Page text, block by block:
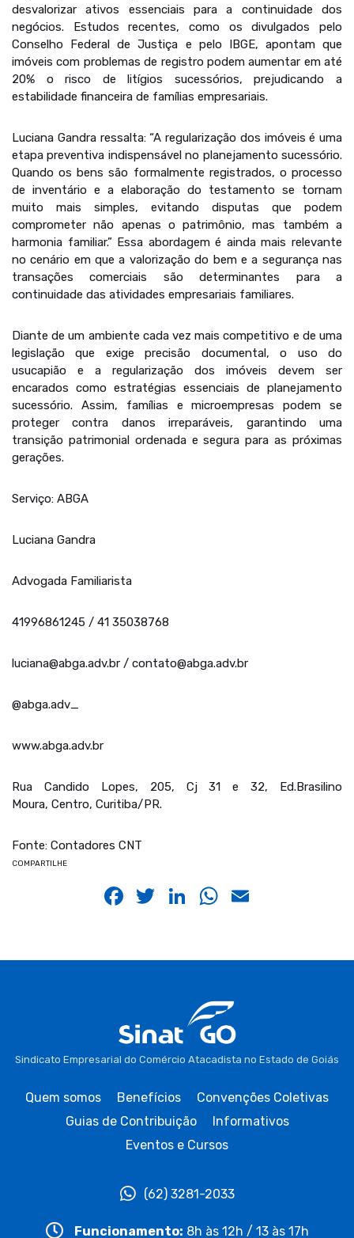
desvalorizar ativos essenciais para a continuidade dos
negócios. Estudos recentes, como os divulgados pelo
Conselho Federal de Justiça e pelo IBGE, apontam que
imóveis com problemas de registro podem aumentar em até
20% o risco de litígios sucessórios, prejudicando a
estabilidade financeira de famílias empresariais.
Luciana Gandra ressalta: “A regularização dos imóveis é uma
etapa preventiva indispensável no planejamento sucessório.
Quando os bens são formalmente registrados, o processo
de inventário e a elaboração do testamento se tornam
muito mais simples, evitando disputas que podem
comprometer não apenas o patrimônio, mas também a
harmonia familiar.” Essa abordagem é ainda mais relevante
no cenário em que a valorização do bem e a segurança nas
transações comerciais são determinantes para a
continuidade das atividades empresariais familiares.
Diante de um ambiente cada vez mais competitivo e de uma
legislação que exige precisão documental, o uso do
usucapião e a regularização dos imóveis devem ser
encarados como estratégias essenciais de planejamento
sucessório. Assim, famílias e microempresas podem se
proteger contra danos irreparáveis, garantindo uma
transição patrimonial ordenada e segura para as próximas
gerações.
Serviço: ABGA
Luciana Gandra
Advogada Familiarista
41996861245 / 41 35038768
luciana@abga.adv.br / contato@abga.adv.br
@abga.adv_
www.abga.adv.br
Rua Candido Lopes, 205, Cj 31 e 32, Ed.Brasilino
Moura, Centro, Curitiba/PR.
Fonte: Contadores CNT
COMPARTILHE
Facebook
Twitter
LinkedIn
WhatsApp
Sindicato Empresarial do Comércio Atacadista no Estado de Goiás
Quem somos Benefícios
Convenções Coletivas
Guias de Contribuição
Informativos
Eventos e Cursos
(62) 3281-2033
Funcionamento: 8h às 12h / 13 às 17h